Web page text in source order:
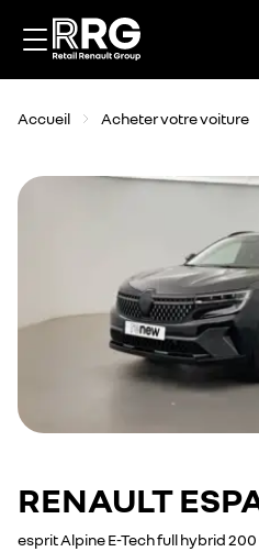
Accueil Acheter votre voiture
RENAULT
esprit Alpine E-Tech full hybrid 200